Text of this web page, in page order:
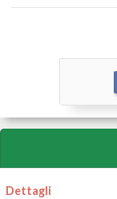
Dettagli